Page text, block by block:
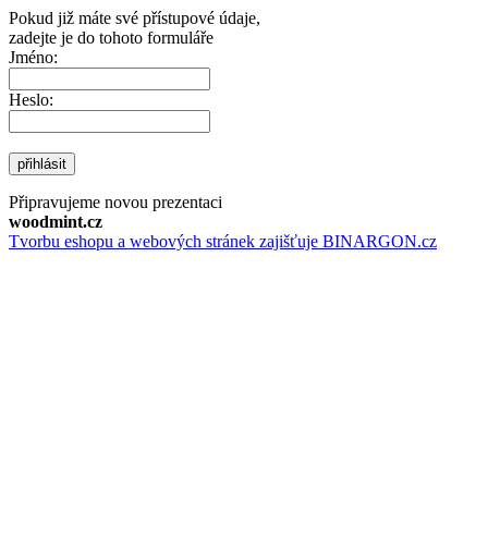
Pokud již máte své přístupové údaje,
zadejte je do tohoto formuláře
Jméno:
Heslo:
přihlásit
Připravujeme novou prezentaci
woodmint.cz
Tvorbu eshopu a webových stránek zajišťuje BINARGON.cz